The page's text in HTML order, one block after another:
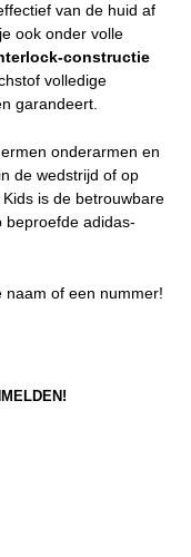
van de huid af
ook onder volle
constructie
volledige
garandeert.
onderarmen en
de wedstrijd of op
is de betrouwbare
beproefde adidas-
naam of een nummer!